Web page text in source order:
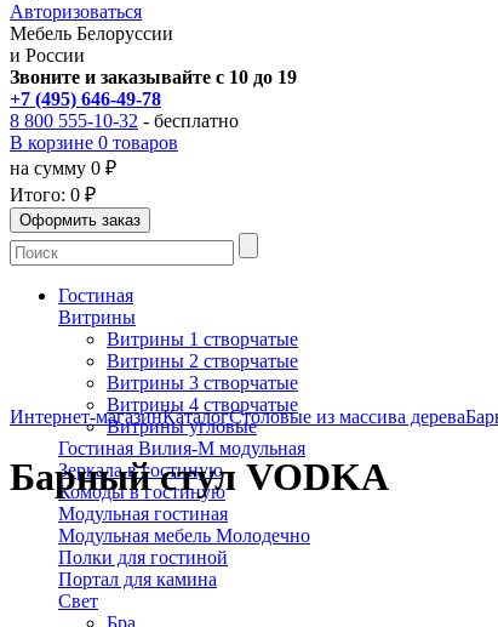
Авторизоваться
Мебель Белоруссии
и России
Звоните и заказывайте с 10 до 19
+7 (495) 646-49-78
8 800 555-10-32 - бесплатно
В корзине 0 товаров
на сумму 0 ₽
Итого: 0 ₽
Гостиная
Витрины
Витрины 1 створчатые
Витрины 2 створчатые
Витрины 3 створчатые
Витрины 4 створчатые
Витрины угловые
Гостиная Вилия-М модульная
Зеркала в гостиную
Комоды в гостиную
Модульная гостиная
Модульная мебель Молодечно
Полки для гостиной
Портал для камина
Свет
Интернет-магазинКаталогСтоловые из массива дерева
Барный стул VODKA